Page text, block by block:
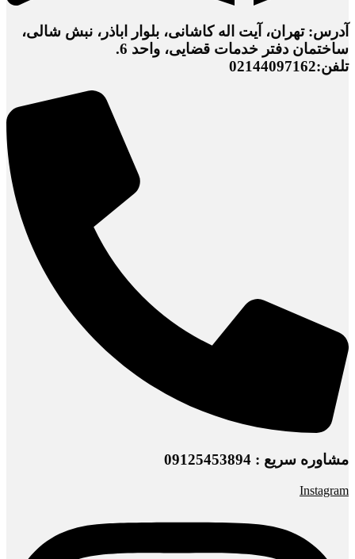
آدرس: تهران، آیت اله کاشانی، بلوار اباذر، نبش شالی،
ساختمان دفتر خدمات قضایی، واحد 6.
تلفن:02144097162
مشاوره سریع : 09125453894
Instagram